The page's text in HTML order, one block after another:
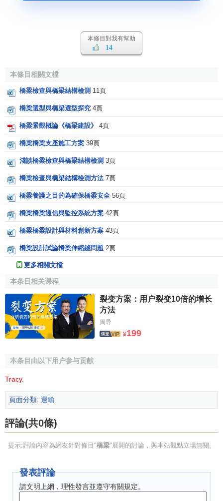
1、按多孔跨徑總長分：特大橋（L>1000m）；大橋
（100m≤L≤1000m）；中橋（30m<L<100m）；小橋
（8m≤L≤30m）
（40m≤Lk≤150m）；中橋（20m≤Lk<40m）；小橋
（5m≤Lk<20m）。
其他分類
按用途分為：公路橋、公鐵兩用橋、人行橋、舟橋、機
耕橋、過水橋。
按跨徑大小和多跨總長分：為小橋、中橋、大橋、特大
橋。
按行車道位置分為：上承式橋、中承式橋、下承式橋
按承重構件受力情況可分：為梁橋、板橋、拱橋、鋼結
構橋、吊橋、組合體系橋（斜拉橋、懸索橋）。
按使用年限可分為：永久性橋、半永久性橋、臨時橋。
按材料類型分為：木橋、圬工橋、鋼筋砼橋、預應力
橋、鋼橋。
橋梁的鞏固
谷或其他道路。橋梁大多是固定的，但有些橋梁可以升起或
旋轉。無論是哪一類橋梁，工程師面對的設計及建築問題是
使橋梁結構牢固，不會因承受重量而下陷或破裂。解決這個
每段都在中間而非兩端支承。
梁式橋: 包括簡支板梁橋,懸臂梁橋，連續梁橋.其中簡支
本條目對我有幫助
14
本條目相關文檔
橋梁檢查與橋梁結構檢測 11頁
橋梁選型與橋梁選型探究 4頁
橋梁景觀概論《橋梁建設》 4頁
橋梁橋梁支座施工方案 39頁
淺談橋梁檢查與橋梁結構檢測 3頁
橋梁檢查與橋梁結構檢測方法 7頁
橋梁養護之目的為確保橋梁安全 56頁
橋梁橋梁通信與監控系統方案 42頁
橋梁橋梁設計與材料創新方案 43頁
橋梁設計試論橋梁伸縮縫問題 2頁
更多相關文檔
本条目相关课程
裂变方案：用户裂变10倍的增长
方法
周导
¥199
本条目由以下用户参与贡献
Tracy.
頁面分類: 運輸
評論(共0條)
提示:評論內容為網友針對條目"橋梁"展開的討論，與本站觀點立場無關。
發表評論
請文明上網，理性發言並遵守有關規定。